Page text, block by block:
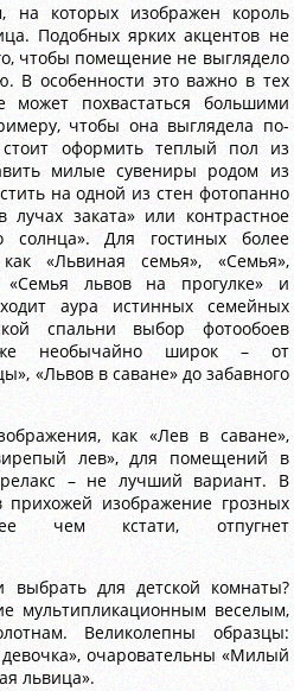
на которых изображен король
Подобных ярких акцентов не
чтобы помещение не выглядело
В особенности это важно в тех
может похвастаться большими
чтобы она выглядела по-
стоит оформить теплый пол из
милые сувениры родом из
на одной из стен фотопанно
заката» или контрастное
солнца». Для гостиных более
«Львиная семья», «Семья»,
львов на прогулке» и
аура истинных семейных
спальни выбор фотообоев
необычайно широк – от
«Львов в саване» до забавного
как «Лев в саване»,
лев», для помещений в
релакс – не лучший вариант. В
изображение грозных
чем кстати, отпугнет
выбрать для детской комнаты?
мультипликационным веселым,
Великолепны образцы:
очаровательны «Милый
львица».